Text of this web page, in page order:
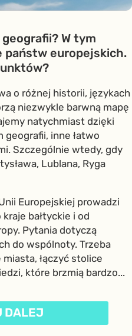
W tym
państw europejskich.
o różnej historii, językach
niezwykle barwną mapę
natychmiast dzięki
inne łatwo
Szczególnie wtedy, gdy
Lublana, Ryga
Europejskiej prowadzi
bałtyckie i od
Pytania dotyczą
do wspólnoty. Trzeba
łączyć stolice
które brzmią bardzo...
DALEJ